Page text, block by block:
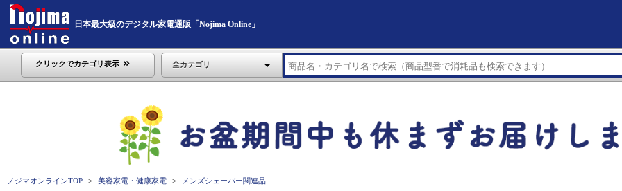
日本最大級のデジタル家電通販「Nojima Online」
クリックでカテゴリ表示 全カテゴリ
ノジマオンラインTOP 美容家電・健康家電 メンズシェーバー関連品